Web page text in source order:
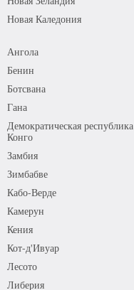
Новая Каледония
Ангола
Бенин
Ботсвана
Гана
Демократическая республика
Конго
Замбия
Зимбабве
Кабо-Верде
Камерун
Кения
Кот-д'Ивуар
Лесото
Либерия